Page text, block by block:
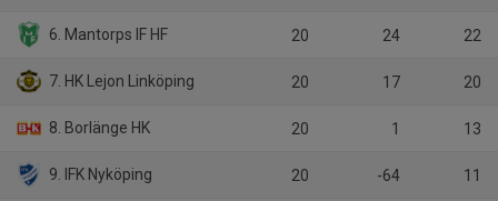
6. Mantorps IF HF 20 24 22
7. HK Lejon Linköping 20 17 20
8. Borlänge HK 20 1 13
9. IFK Nyköping 20 -64 11